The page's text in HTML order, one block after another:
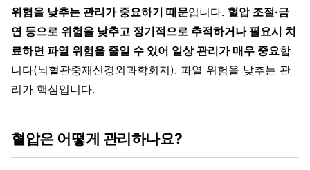
위험을 낮추는 관리가 중요하기 때문입니다. 혈압 조절·금
연 등으로 위험을 낮추고 정기적으로 추적하거나 필요시 치
료하면 파열 위험을 줄일 수 있어 일상 관리가 매우 중요합
니다(뇌혈관중재신경외과학회지). 파열 위험을 낮추는 관
리가 핵심입니다.
혈압은 어떻게 관리하나요?